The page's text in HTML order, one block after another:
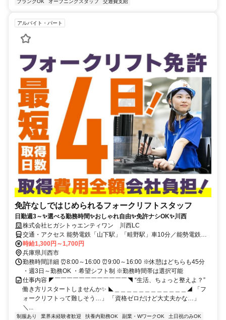
アルバイト・パート
免許なしではじめられるフォークリフトスタッフ
日勤週3～✨選べる勤務時間✨おしゃれ自由✨免許ナシOK✨川西
株式会社ヒガシトゥエンティワン 川西LC
交通・アクセス 能勢電鉄「山下駅」「畦野駅」車10分／能勢電鉄
「日生中央駅」車7分／バス停「石道口」より徒歩10分 ★車・自転車
通勤OK （無料駐車場あり）
時給1,300円～1,700円
兵庫県川西市
勤務時間詳細 ⏰8:00～16:00 ⏰9:00～16:00 ※休憩はどちらも45分
・週3日～勤務OK ・希望シフト制 ※勤務時間帯は選択可能
仕事内容 ◤￣￣￣￣￣￣￣￣￣￣￣￣◥ “生活、ちょっと整えよ？”
働き方リスタートしませんか✨ ◣＿＿＿＿＿＿＿＿＿＿＿＿◢ 「フ
ォークリフトって難しそう…」 「資格ゼロだけど大丈夫かな…」
＼...
制服あり 業界未経験者歓迎 扶養内勤務OK 副業・WワークOK
土日祝のみOK